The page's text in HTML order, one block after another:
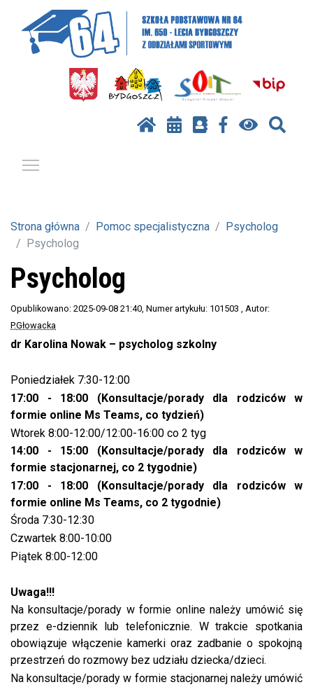
Strona główna Pomoc specjalistyczna
Psycholog
Psycholog
Psycholog
Opublikowano: 2025-09-08 21:40, Numer artykułu: 101503 , Autor:
P.Głowacka
dr Karolina Nowak – psycholog szkolny
Poniedziałek 7:30-12:00
17:00 - 18:00 (Konsultacje/porady dla rodziców w
formie online Ms Teams, co tydzień)
Wtorek 8:00-12:00/12:00-16:00 co 2 tyg
14:00 - 15:00 (Konsultacje/porady dla rodziców w
formie stacjonarnej, co 2 tygodnie)
17:00 - 18:00 (Konsultacje/porady dla rodziców w
formie online Ms Teams, co 2 tygodnie)
Środa 7:30-12:30
Czwartek 8:00-10:00
Piątek 8:00-12:00
Uwaga!!!
Na konsultacje/porady w formie online należy umówić się
przez e-dziennik lub telefonicznie. W trakcie spotkania
obowiązuje włączenie kamerki oraz zadbanie o spokojną
przestrzeń do rozmowy bez udziału dziecka/dzieci.
Na konsultacje/porady w formie stacjonarnej należy umówić